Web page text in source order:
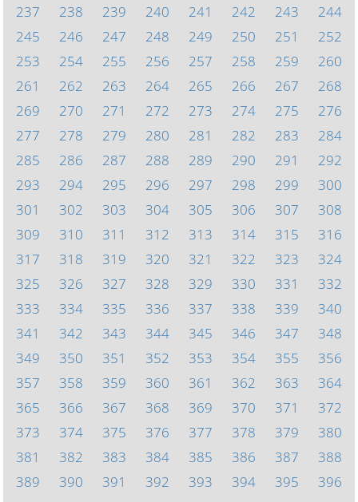
237
238 239 240 241 242 243
244
245
246 247 248 249 250 251
252
253
254 255 256 257 258 259
260
261
262 263 264 265 266 267
268
269
270 271 272 273 274 275
276
277
278 279 280 281 282 283
284
285
286 287 288 289 290 291
292
293
294 295 296 297 298 299
300
301
302 303 304 305 306 307
308
309
310 311 312 313 314 315
316
317
318 319 320 321 322 323
324
325
326 327 328 329 330 331
332
333
334 335 336 337 338 339
340
341
342 343 344 345 346 347
348
349
350 351 352 353 354 355
356
357
358 359 360 361 362 363
364
365
366 367 368 369 370 371
372
373
374 375 376 377 378 379
380
381
382 383 384 385 386 387
388
389
390 391 392 393 394 395
396